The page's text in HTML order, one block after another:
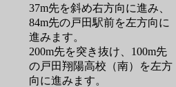
37m先を斜め右方向に進み、
84m先の戸田駅前を左方向に
進みます。
200m先を突き抜け、100m先
の戸田翔陽高校（南）を左方
向に進みます。